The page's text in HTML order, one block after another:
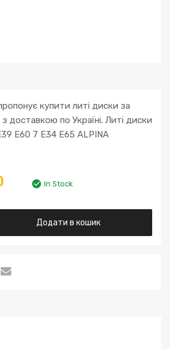
купити литі диски за
доставкою по Україні. Литі диски
E60 7 E34 E65 ALPINA
Поточна
ціна:
грн.8,899.00.
In Stock
Додати в кошик